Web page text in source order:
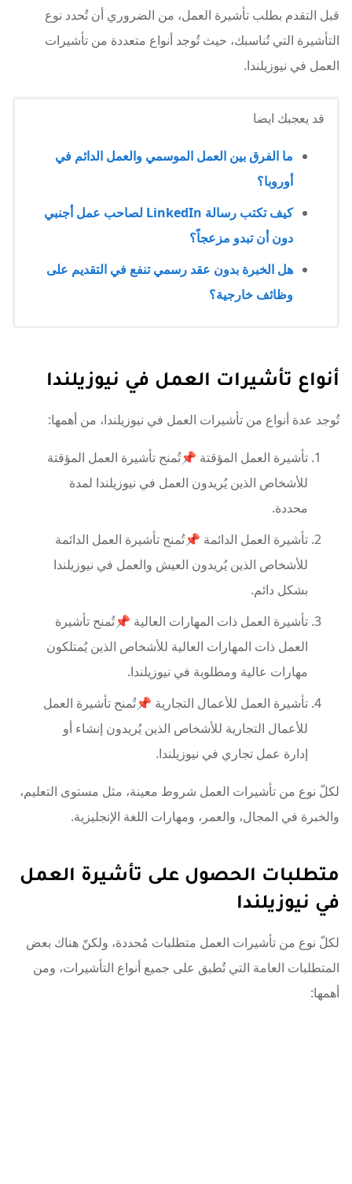
قبل التقدم بطلب تأشيرة العمل، من الضروري أن تُحدد نوع
التأشيرة التي تُناسبك، حيث تُوجد أنواع متعددة من تأشيرات
العمل في نيوزيلندا.
قد يعجبك ايضا
ما الفرق بين العمل الموسمي والعمل الدائم في
أوروبا؟
كيف تكتب رسالة LinkedIn لصاحب عمل أجنبي
دون أن تبدو مزعجاً؟
هل الخبرة بدون عقد رسمي تنفع في التقديم على
وظائف خارجية؟
أنواع تأشيرات العمل في نيوزيلندا
تُوجد عدة أنواع من تأشيرات العمل في نيوزيلندا، من أهمها:
تأشيرة العمل المؤقتة 📌تُمنح تأشيرة العمل المؤقتة
للأشخاص الذين يُريدون العمل في نيوزيلندا لمدة
محددة.
تأشيرة العمل الدائمة 📌تُمنح تأشيرة العمل الدائمة
للأشخاص الذين يُريدون العيش والعمل في نيوزيلندا
بشكل دائم.
تأشيرة العمل ذات المهارات العالية 📌تُمنح تأشيرة
العمل ذات المهارات العالية للأشخاص الذين يُمتلكون
مهارات عالية ومطلوبة في نيوزيلندا.
تأشيرة العمل للأعمال التجارية 📌تُمنح تأشيرة العمل
للأعمال التجارية للأشخاص الذين يُريدون إنشاء أو
إدارة عمل تجاري في نيوزيلندا.
لكلّ نوع من تأشيرات العمل شروط معينة، مثل مستوى التعليم،
والخبرة في المجال، والعمر، ومهارات اللغة الإنجليزية.
متطلبات الحصول على تأشيرة العمل
في نيوزيلندا
لكلّ نوع من تأشيرات العمل متطلبات مُحددة، ولكنّ هناك بعض
المتطلبات العامة التي تُطبق على جميع أنواع التأشيرات، ومن
أهمها: